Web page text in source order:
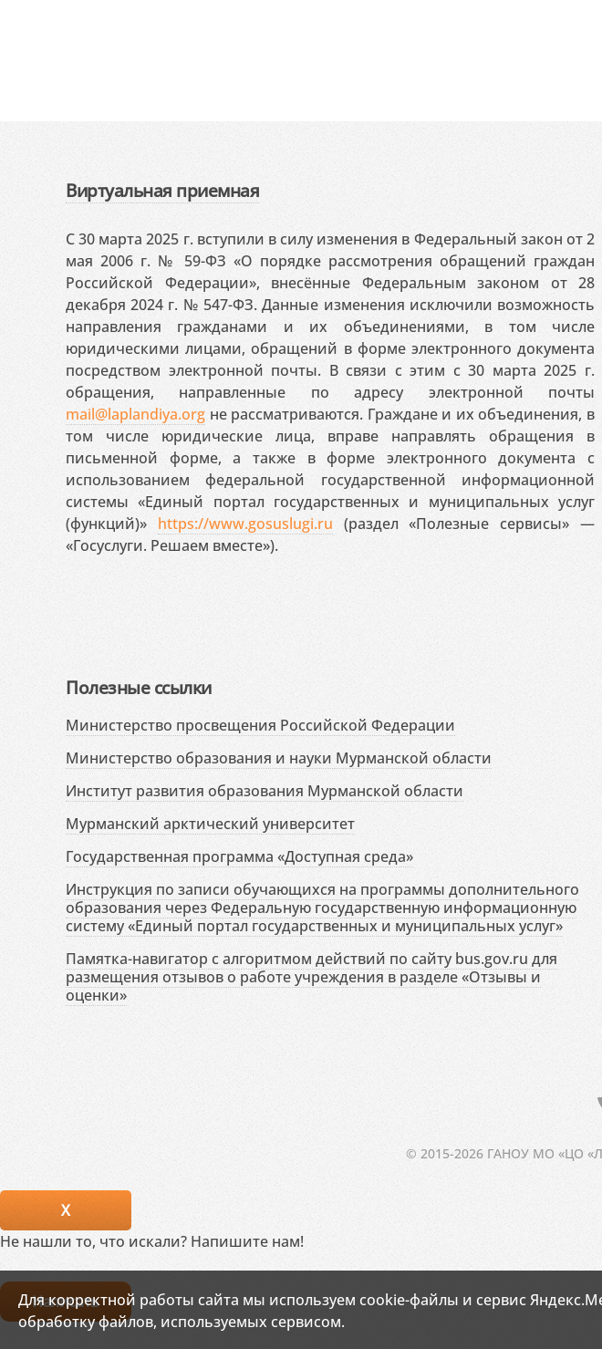
Виртуальная приемная
С 30 марта 2025 г. вступили в силу изменения в Федеральный закон от 2
мая 2006 г. № 59-ФЗ «О порядке рассмотрения обращений граждан
Российской Федерации», внесённые Федеральным законом от 28
декабря 2024 г. № 547-ФЗ. Данные изменения исключили возможность
направления гражданами и их объединениями, в том числе
юридическими лицами, обращений в форме электронного документа
посредством электронной почты. В связи с этим с 30 марта 2025 г.
обращения, направленные по адресу электронной почты
mail@laplandiya.org не рассматриваются. Граждане и их объединения, в
том числе юридические лица, вправе направлять обращения в
письменной форме, а также в форме электронного документа с
использованием федеральной государственной информационной
системы «Единый портал государственных и муниципальных услуг
(функций)» https://www.gosuslugi.ru (раздел «Полезные сервисы» —
«Госуслуги. Решаем вместе»).
Полезные ссылки
Министерство просвещения Российской Федерации
Министерство образования и науки Мурманской области
Институт развития образования Мурманской области
Мурманский арктический университет
Государственная программа «Доступная среда»
Инструкция по записи обучающихся на программы дополнительного
образования через Федеральную государственную информационную
систему «Единый портал государственных и муниципальных услуг»
Памятка-навигатор с алгоритмом действий по сайту bus.gov.ru для
размещения отзывов о работе учреждения в разделе «Отзывы и
оценки»
© 2015-2026 ГАНОУ МО «ЦО
Для корректной работы сайта мы используем cookie-файлы и сервис
обработку файлов, используемых сервисом.
X
Не нашли то, что искали? Напишите нам!
Написать